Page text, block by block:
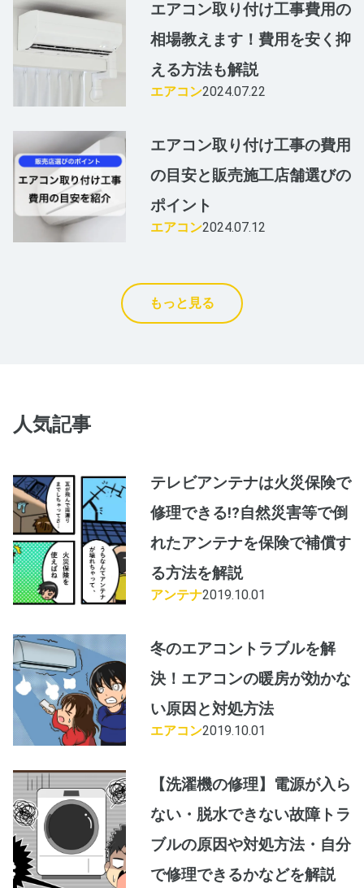
エアコン取り付け工事費用の
相場教えます！費用を安く抑
える方法も解説
エアコン2024.07.22
エアコン取り付け工事の費用
の目安と販売施工店舗選びの
ポイント
エアコン2024.07.12
もっと見る
人気記事
テレビアンテナは火災保険で
修理できる!?自然災害等で倒
れたアンテナを保険で補償す
る方法を解説
アンテナ2019.10.01
冬のエアコントラブルを解
決！エアコンの暖房が効かな
い原因と対処方法
エアコン2019.10.01
【洗濯機の修理】電源が入ら
ない・脱水できない故障トラ
ブルの原因や対処方法・自分
で修理できるかなどを解説